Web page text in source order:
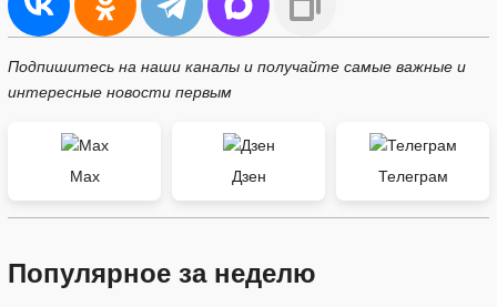
Подпишитесь на наши каналы и получайте самые важные и
интересные новости первым
Max Дзен Телеграм
Популярное за неделю